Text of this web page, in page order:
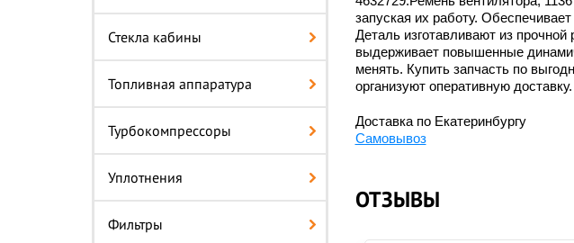
Стекла кабины
Топливная аппаратура
Турбокомпрессоры
Уплотнения
Фильтры
запуская их работу.
Деталь изготавливают из
выдерживает повышенные
менять. Купить запчасть по
организуют оперативную доставку.
Доставка по Екатеринбургу
Самовывоз
ОТЗЫВЫ